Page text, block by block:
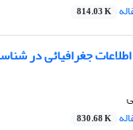
814.03 K
جغرافیائی در
830.68 K